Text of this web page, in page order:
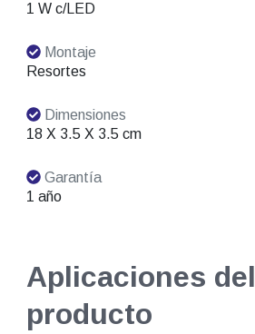
1 W c/LED
Montaje
Resortes
Dimensiones
18 X 3.5 X 3.5 cm
Garantía
1 año
Aplicaciones del
producto